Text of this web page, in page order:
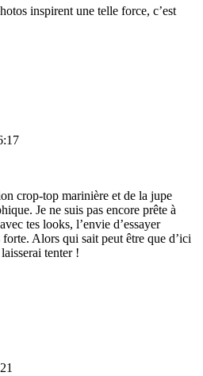
inspirent une telle force, c’est
crop-top marinière et de la jupe
Je ne suis pas encore prête à
tes looks, l’envie d’essayer
Alors qui sait peut être que d’ici
tenter !